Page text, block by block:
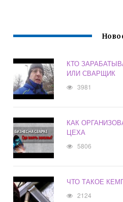
КТО
ИЛИ СВАРЩИК
3981
КАК
ЦЕХА
5806
ЧТО ТАКОЕ
2124